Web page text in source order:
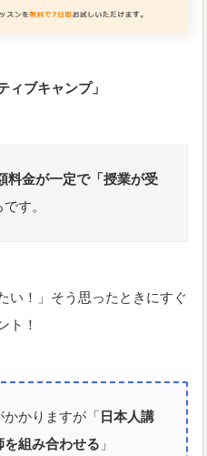
ィブキャンプ」
料金が一定で「授業が受
す。
い！」そう思ったときにすぐ
ト！
かりますが「 日本人講
組み合わせる 」